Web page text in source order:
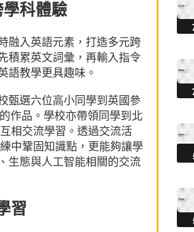
科體驗
融入英語元素，打造多元跨
積累英文詞彙，再輸入指令
語教學更具趣味。
甄選六位高小同學到英國參
作品。學校亦帶領同學到北
相交流學習。透過交流活
中鞏固知識點，更能夠讓學
生態與人工智能相關的交流
習